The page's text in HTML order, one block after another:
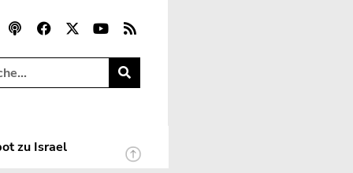
zu Israel